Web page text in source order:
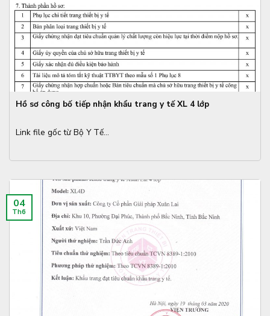
Hồ sơ công bố tiếp nhận khẩu trang y tế XL 4 lớp
Link file gốc từ Bộ Y Tế...
04
Th6